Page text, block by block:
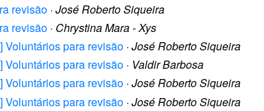
revisão · José Roberto Siqueira
revisão · Chrystina Mara - Xys
Voluntários para revisão · José Roberto Siqueira
Voluntários para revisão · Valdir Barbosa
Voluntários para revisão · José Roberto Siqueira
Voluntários para revisão · José Roberto Siqueira